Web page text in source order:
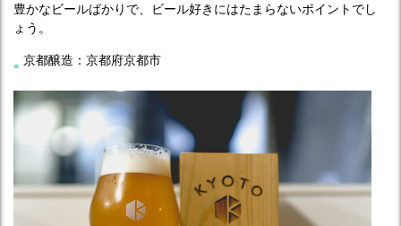
豊かなビールばかりで、ビール好きにはたまらないポイントでし
ょう。
京都醸造：京都府京都市